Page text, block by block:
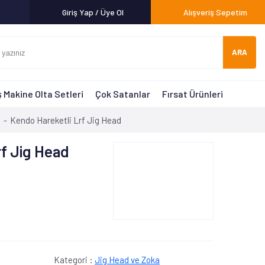
Giriş Yap / Üye Ol Alışveriş Sepetim
ARA
Makine Olta Setleri Çok Satanlar Fırsat Ürünleri
Kendo Hareketli Lrf Jig Head
Jig Head
Kategori : Jig Head ve Zoka